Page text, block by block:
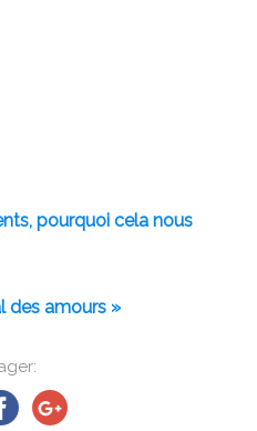
pourquoi cela nous
des amours »